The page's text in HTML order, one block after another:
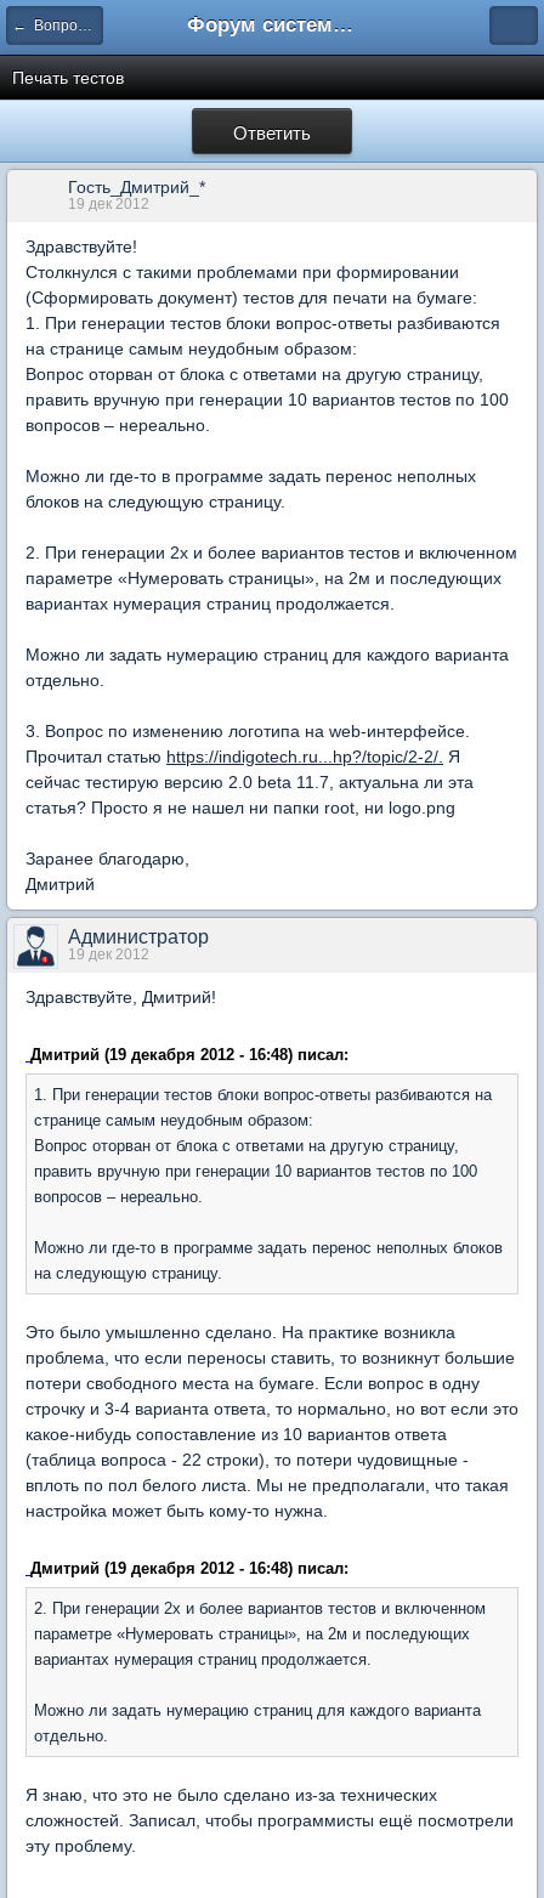
← Вопросы составления тестов Форум системы тестирования INDIGO
Печать тестов
Ответить
Гость_Дмитрий_*
19 дек 2012
Здравствуйте!
Столкнулся с такими проблемами при формировании
(Сформировать документ) тестов для печати на бумаге:
1. При генерации тестов блоки вопрос-ответы разбиваются
на странице самым неудобным образом:
Вопрос оторван от блока с ответами на другую страницу,
править вручную при генерации 10 вариантов тестов по 100
вопросов – нереально.
Можно ли где-то в программе задать перенос неполных
блоков на следующую страницу.
2. При генерации 2х и более вариантов тестов и включенном
параметре «Нумеровать страницы», на 2м и последующих
вариантах нумерация страниц продолжается.
Можно ли задать нумерацию страниц для каждого варианта
отдельно.
3. Вопрос по изменению логотипа на web-интерфейсе.
Прочитал статью https://indigotech.ru...hp?/topic/2-2/. Я
сейчас тестирую версию 2.0 beta 11.7, актуальна ли эта
статья? Просто я не нашел ни папки root, ни logo.png
Заранее благодарю,
Дмитрий
Администратор
19 дек 2012
Здравствуйте, Дмитрий!
Дмитрий (19 декабря 2012 - 16:48) писал:
1. При генерации тестов блоки вопрос-ответы разбиваются на
странице самым неудобным образом:
Вопрос оторван от блока с ответами на другую страницу,
править вручную при генерации 10 вариантов тестов по 100
вопросов – нереально.
Можно ли где-то в программе задать перенос неполных блоков
на следующую страницу.
Это было умышленно сделано. На практике возникла
проблема, что если переносы ставить, то возникнут большие
потери свободного места на бумаге. Если вопрос в одну
строчку и 3-4 варианта ответа, то нормально, но вот если это
какое-нибудь сопоставление из 10 вариантов ответа
(таблица вопроса - 22 строки), то потери чудовищные -
вплоть по пол белого листа. Мы не предполагали, что такая
настройка может быть кому-то нужна.
Дмитрий (19 декабря 2012 - 16:48) писал:
2. При генерации 2х и более вариантов тестов и включенном
параметре «Нумеровать страницы», на 2м и последующих
вариантах нумерация страниц продолжается.
Можно ли задать нумерацию страниц для каждого варианта
отдельно.
Я знаю, что это не было сделано из-за технических
сложностей. Записал, чтобы программисты ещё посмотрели
эту проблему.